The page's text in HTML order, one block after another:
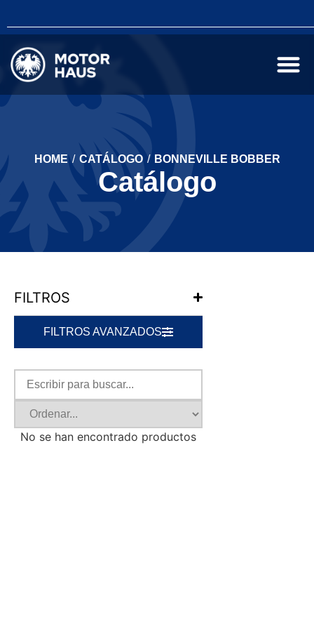
HOME / CATÁLOGO / BONNEVILLE BOBBER
Catálogo
FILTROS
FILTROS AVANZADOS
No se han encontrado productos